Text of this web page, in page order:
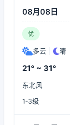
08月08日
优
多云 晴
21° ~ 31°
东北风
1-3级